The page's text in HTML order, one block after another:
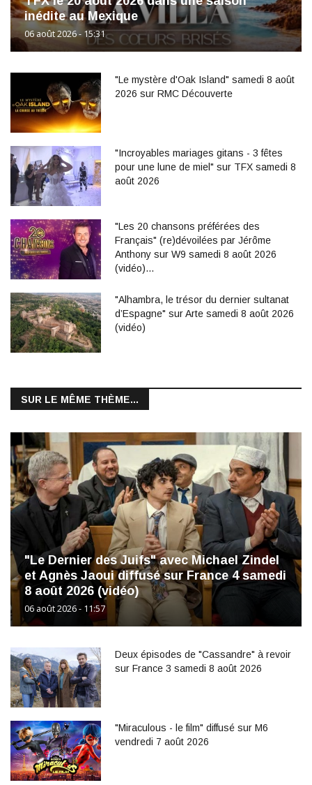
inédite au Mexique
06 août 2026 - 15:31
"Le mystère d'Oak Island" samedi 8 août
2026 sur RMC Découverte
"Incroyables mariages gitans - 3 fêtes
pour une lune de miel" sur TFX samedi 8
août 2026
"Les 20 chansons préférées des
Français" (re)dévoilées par Jérôme
Anthony sur W9 samedi 8 août 2026
(vidéo)…
"Alhambra, le trésor du dernier sultanat
d’Espagne" sur Arte samedi 8 août 2026
(vidéo)
SUR LE MÊME THÈME...
"Le Dernier des Juifs" avec Michael Zindel
et Agnès Jaoui diffusé sur France 4 samedi
8 août 2026 (vidéo)
06 août 2026 - 11:57
Deux épisodes de "Cassandre" à revoir
sur France 3 samedi 8 août 2026
"Miraculous - le film" diffusé sur M6
vendredi 7 août 2026